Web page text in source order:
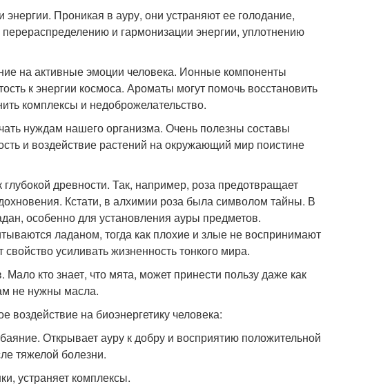
Проникая в ауру, они устраняют ее голодание,
и гармонизации энергии, уплотнению
на активные эмоции человека. Ионные компоненты
к энергии космоса. Ароматы могут помочь восстановить
комплексы и недоброжелательство.
нуждам нашего организма. Очень полезны составы
и воздействие растений на окружающий мир поистине
древности. Так, например, роза предотвращает
Кстати, в алхимии роза была символом тайны. В
особенно для установления ауры предметов.
ладаном, тогда как плохие и злые не воспринимают
усиливать жизненность тонкого мира.
кто знает, что мята, может принести пользу даже как
не нужны масла.
на биоэнергетику человека:
Открывает ауру к добру и восприятию положительной
тяжелой болезни.
устраняет комплексы.